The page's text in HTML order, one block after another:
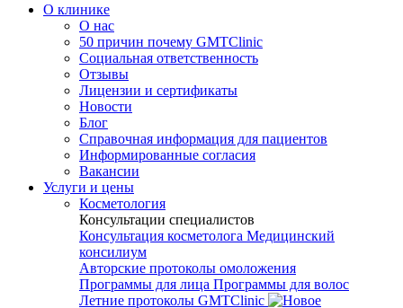
О клинике
О нас
50 причин почему GMTClinic
Социальная ответственность
Отзывы
Лицензии и сертификаты
Новости
Блог
Справочная информация для пациентов
Информированные согласия
Вакансии
Услуги и цены
Косметология
Консультации специалистов
Консультация косметолога Медицинский
консилиум
Авторские протоколы омоложения
Программы для лица Программы для волос
Летние протоколы GMTClinic